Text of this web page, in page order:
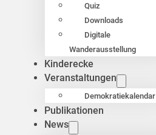
Quiz
Downloads
Digitale
Wanderausstellung
Kinderecke
Veranstaltungen
Demokratiekalendar
Publikationen
News